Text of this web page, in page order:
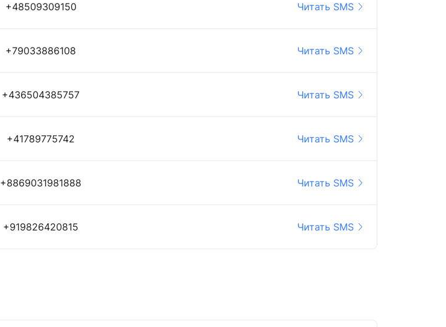
+48509309150 Читать SMS
+79033886108 Читать SMS
+436504385757 Читать SMS
+41789775742 Читать SMS
+8869031981888 Читать SMS
+919826420815 Читать SMS